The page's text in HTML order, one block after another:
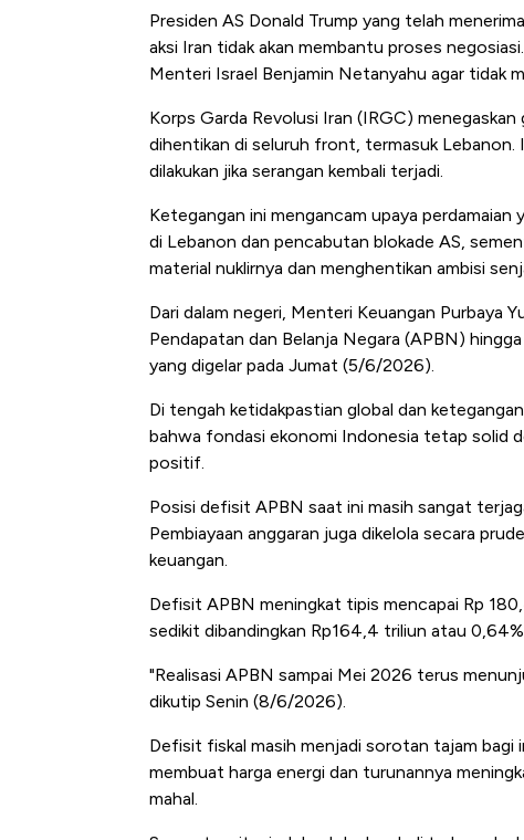
Presiden AS Donald Trump yang telah
aksi Iran tidak akan membantu proses
Menteri Israel Benjamin Netanyahu agar tidak
Korps Garda Revolusi Iran (IRGC)
dihentikan di seluruh front, termasuk Lebanon.
dilakukan jika serangan kembali terjadi.
Ketegangan ini mengancam upaya
di Lebanon dan pencabutan blokade AS,
material nuklirnya dan menghentikan ambisi
Dari dalam negeri, Menteri Keuangan Purbaya
Pendapatan dan Belanja Negara (APBN)
yang digelar pada Jumat (5/6/2026).
Di tengah ketidakpastian global dan
bahwa fondasi ekonomi Indonesia tetap solid
positif.
Posisi defisit APBN saat ini masih sangat
Pembiayaan anggaran juga dikelola secara
keuangan.
Defisit APBN meningkat tipis mencapai Rp
sedikit dibandingkan Rp164,4 triliun atau
"Realisasi APBN sampai Mei 2026 terus
dikutip Senin (8/6/2026).
Defisit fiskal masih menjadi sorotan tajam
membuat harga energi dan turunannya
mahal.